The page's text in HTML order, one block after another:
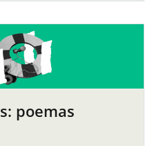
poemas